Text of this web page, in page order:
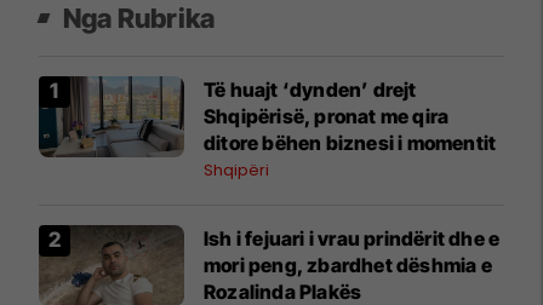
Nga Rubrika
Të huajt ‘dynden’ drejt
Shqipërisë, pronat me qira
ditore bëhen biznesi i momentit
Shqipëri
Ish i fejuari i vrau prindërit dhe e
mori peng, zbardhet dëshmia e
Rozalinda Plakës